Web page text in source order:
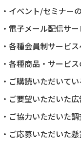
・イベント/セミナー
・電子メール配信サ
・各種会員制サービ
・各種商品・サービ
・ご購読いただいて
・ご要望いただいた
・ご協力いただいた
・ご応募いただいた